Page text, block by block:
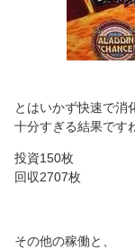
とはいかず快速で消
十分すぎる結果です
投資150枚
回収2707枚
その他の稼働と、